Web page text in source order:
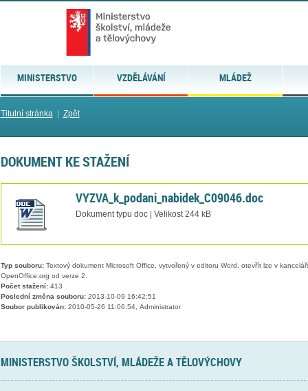
MINISTERSTVO VZDĚLÁVÁNÍ MLÁDEŽ
Titulní stránka| Zpět
DOKUMENT KE STAŽENÍ
VYZVA_k_podani_nabidek_C09046.doc
Dokument typu doc | Velikost 244 kB
Typ souboru:Textový dokument Microsoft Office, vytvořený v editoru Word, otevřít lze v
OpenOffice.org od verze 2.
Počet stažení:413
Poslední změna souboru:2013-10-09 16:42:51
Soubor publikován:2010-05-26 11:06:54, Administrator
MINISTERSTVO ŠKOLSTVÍ, MLÁDEŽE A TĚLOVÝCHOVY